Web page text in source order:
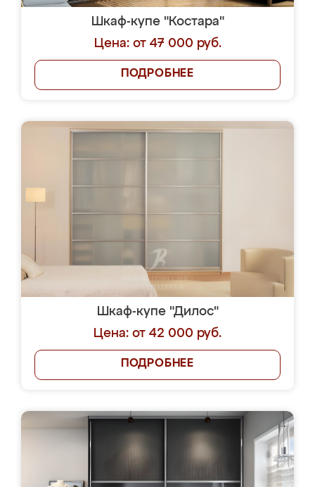
Шкаф-купе "Костара"
Цена: от 47 000 руб.
ПОДРОБНЕЕ
Шкаф-купе "Дилос"
Цена: от 42 000 руб.
ПОДРОБНЕЕ